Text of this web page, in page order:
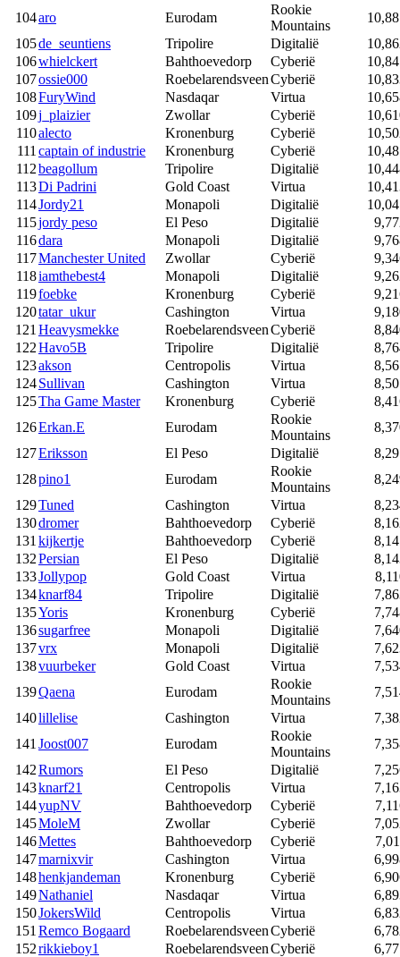
104aro Eurodam
Rookie
Mountains
105de_seuntiens Tripolire Digitalië
106whielckert Bahthoevedorp Cyberië
107ossie000 RoebelarendsveenCyberië
108FuryWind Nasdaqar Virtua
109j_plaizier Zwollar Cyberië
110alecto Kronenburg Cyberië
111 captain of industrie Kronenburg Cyberië
112beagollum Tripolire Digitalië
113Di Padrini Gold Coast Virtua
114Jordy21 Monapoli Digitalië
115jordy peso El Peso Digitalië
116dara Monapoli Digitalië
117Manchester United Zwollar Cyberië
118iamthebest4 Monapoli Digitalië
119foebke Kronenburg Cyberië
120tatar_ukur Cashington Virtua
121 Heavysmekke RoebelarendsveenCyberië
122Havo5B Tripolire Digitalië
123akson Centropolis Virtua
124Sullivan Cashington Virtua
125Tha Game Master Kronenburg Cyberië
126Erkan.E Eurodam
Rookie
Mountains
127Eriksson El Peso Digitalië
128pino1 Eurodam
Rookie
Mountains
129Tuned Cashington Virtua
130dromer Bahthoevedorp Cyberië
131 kijkertje Bahthoevedorp Cyberië
132Persian El Peso Digitalië
133Jollypop Gold Coast Virtua
134knarf84 Tripolire Digitalië
135Yoris Kronenburg Cyberië
136sugarfree Monapoli Digitalië
137vrx Monapoli Digitalië
138vuurbeker Gold Coast Virtua
139Qaena Eurodam
Rookie
Mountains
140lillelise Cashington Virtua
141 Joost007 Eurodam
Rookie
Mountains
142Rumors El Peso Digitalië
143knarf21 Centropolis Virtua
144yupNV Bahthoevedorp Cyberië
145MoleM Zwollar Cyberië
146Mettes Bahthoevedorp Cyberië
147marnixvir Cashington Virtua
148henkjandeman Kronenburg Cyberië
149Nathaniel Nasdaqar Virtua
150JokersWild Centropolis Virtua
151 Remco Bogaard RoebelarendsveenCyberië
152rikkieboy1 RoebelarendsveenCyberië